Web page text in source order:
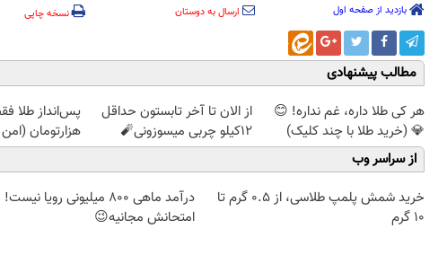
بازدید از صفحه اول ارسال به دوستان نسخه چاپی
مطالب پیشنهادی
هر کی طلا داره، غم نداره! 😊
💎 (خرید طلا با چند کلیک)
از الان تا آخر تابستون حداقل
12کیلو چربی میسوزونی🧨
هزارتومان
از سراسر وب
خرید شمش پلمپ طلاسی، از ۰.۵ گرم تا
۱۰ گرم
درآمد ماهی 800 میلیونی رویا نیست!
امتحانش مجانیه😉